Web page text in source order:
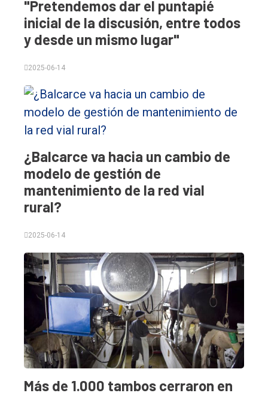
único
DIARIO
Balcarce
Inicio
Tendencia
General
Política
Entrevistas
Rural
Deportes
Fúnebres
Edición
Empresa
Nosotros
"Pretendemos dar el puntapié
inicial de la discusión, entre todos
y desde un mismo lugar"
2025-06-14
¿Balcarce va hacia un cambio de
modelo de gestión de
mantenimiento de la red vial
rural?
2025-06-14
Más de 1.000 tambos cerraron en